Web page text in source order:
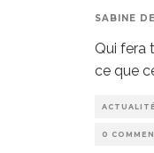
SABINE
Qui fera
ce que
0